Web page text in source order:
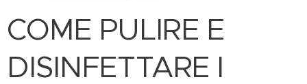
COME PULIRE E
DISINFETTARE I